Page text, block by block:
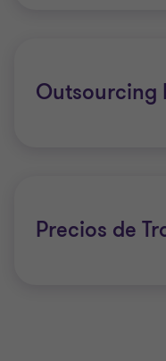
Outsourcing
Precios de